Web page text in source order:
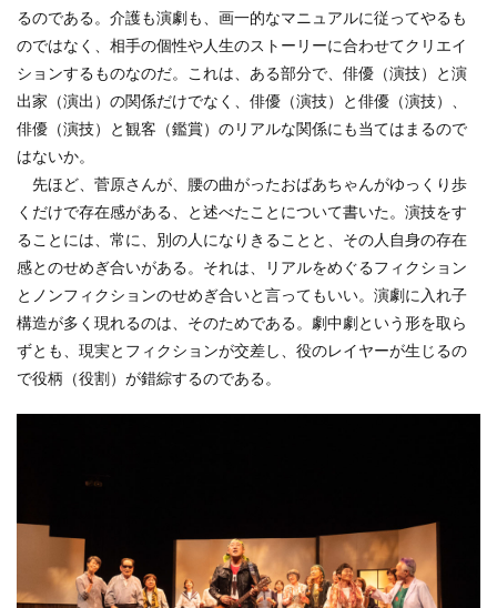
るのである。介護も演劇も、画一的なマニュアルに従ってやるも
のではなく、相手の個性や人生のストーリーに合わせてクリエイ
ションするものなのだ。これは、ある部分で、俳優（演技）と演
出家（演出）の関係だけでなく、俳優（演技）と俳優（演技）、
俳優（演技）と観客（鑑賞）のリアルな関係にも当てはまるので
はないか。
先ほど、菅原さんが、腰の曲がったおばあちゃんがゆっくり歩
くだけで存在感がある、と述べたことについて書いた。演技をす
ることには、常に、別の人になりきることと、その人自身の存在
感とのせめぎ合いがある。それは、リアルをめぐるフィクション
とノンフィクションのせめぎ合いと言ってもいい。演劇に入れ子
構造が多く現れるのは、そのためである。劇中劇という形を取ら
ずとも、現実とフィクションが交差し、役のレイヤーが生じるの
で役柄（役割）が錯綜するのである。